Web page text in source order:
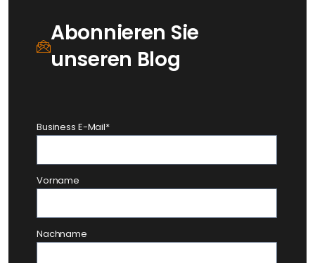
Abonnieren Sie
unseren Blog
Business E-Mail*
Vorname
Nachname